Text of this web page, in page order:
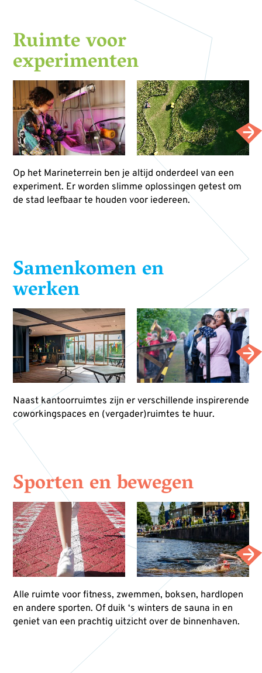
Ruimte voor
experimenten
Op het Marineterrein ben je altijd onderdeel van een
experiment. Er worden slimme oplossingen getest om
de stad leefbaar te houden voor iedereen.
Samenkomen en
werken
Naast kantoorruimtes zijn er verschillende inspirerende
coworkingspaces en (vergader)ruimtes te huur.
Sporten en bewegen
Alle ruimte voor fitness, zwemmen, boksen, hardlopen
en andere sporten. Of duik ‘s winters de sauna in en
geniet van een prachtig uitzicht over de binnenhaven.